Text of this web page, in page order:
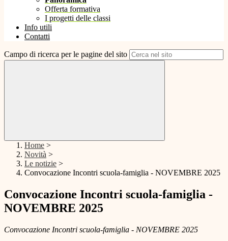
Offerta formativa
I progetti delle classi
Info utili
Contatti
Campo di ricerca per le pagine del sito
Home >
Novità >
Le notizie >
Convocazione Incontri scuola-famiglia - NOVEMBRE 2025
Convocazione Incontri scuola-famiglia -
NOVEMBRE 2025
Convocazione Incontri scuola-famiglia - NOVEMBRE 2025